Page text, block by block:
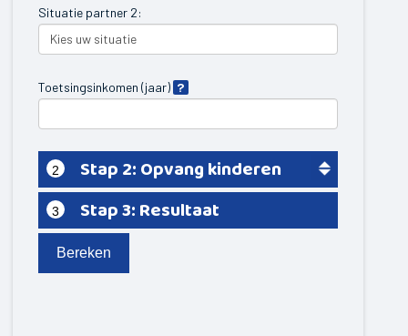
Donkerbroek
Oosterwolde
Haulerwijk
Appelscha
Over ons
Contact
Situatie partner 2:
Toetsingsinkomen (jaar)
2 Stap 2: Opvang kinderen
3 Stap 3: Resultaat
Bereken